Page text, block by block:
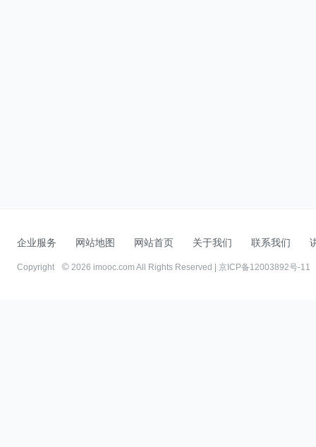
企业服务 网站地图 网站首页 关于我们 联系我们
Copyright 2026 imooc.com All Rights Reserved | 京ICP备12003892号-11